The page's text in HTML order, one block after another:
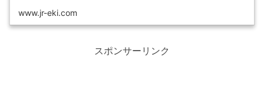
www.jr-eki.com
スポンサーリンク